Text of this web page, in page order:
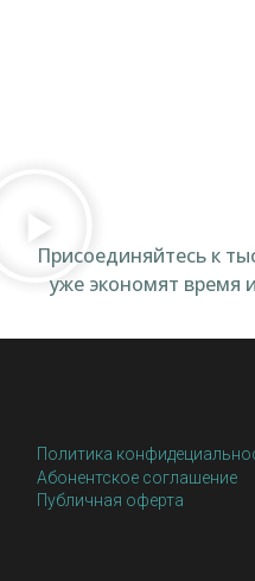
Присоединяйтесь к
уже экономят время
Политика
Абонентское соглашение
Публичная оферта